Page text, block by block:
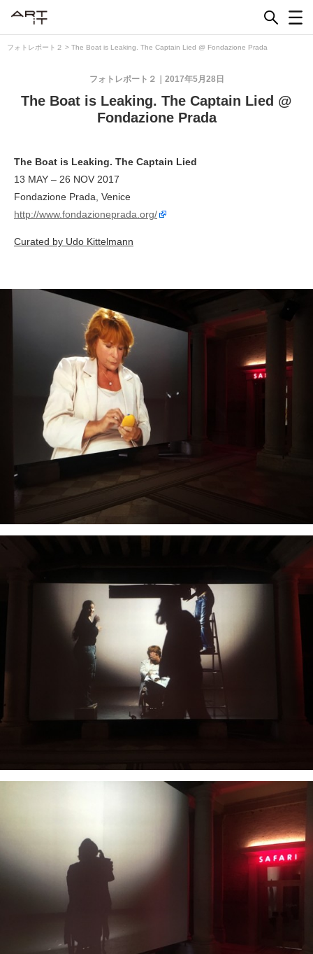
フォトレポート２ > The Boat is Leaking. The Captain Lied @ Fondazione Prada
2017年5月28日
フォトレポート２
The Boat is Leaking. The Captain Lied @
Fondazione Prada
The Boat is Leaking. The Captain Lied
13 MAY – 26 NOV 2017
Fondazione Prada, Venice
http://www.fondazioneprada.org/
Curated by Udo Kittelmann